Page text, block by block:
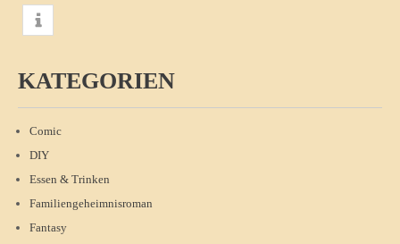
KATEGORIEN
Comic
DIY
Essen & Trinken
Familiengeheimnisroman
Fantasy